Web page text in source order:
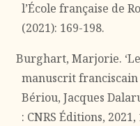
l’École française de
(2021): 169-198.
Burghart, Marjorie.
manuscrit
Bériou, Jacques
: CNRS Éditions, 2021,